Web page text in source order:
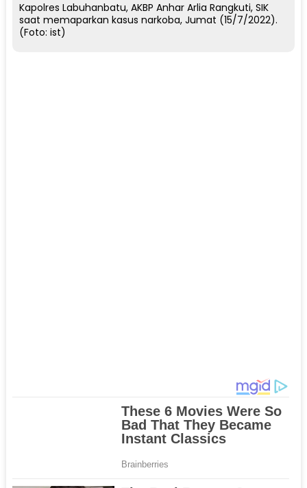
Kapolres Labuhanbatu, AKBP Anhar Arlia Rangkuti, SIK
saat memaparkan kasus narkoba, Jumat (15/7/2022).
(Foto: ist)